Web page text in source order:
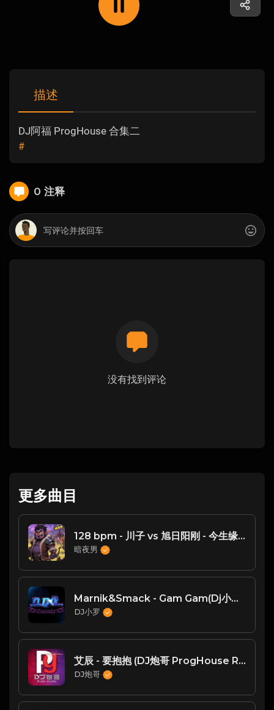
描述
DJ阿福 ProgHouse 合集二
#
0 注释
没有找到评论
更多曲目
128 bpm - 川子 vs 旭日阳刚 - 今生缘(DjK2 ProgHouse Rmx 2023)e
暗夜男
Marnik&Smack - Gam Gam(Dj小罗 ProgHouse Mix)
DJ小罗
艾辰 - 要抱抱 (DJ炮哥 ProgHouse Rmx 2022)
DJ炮哥